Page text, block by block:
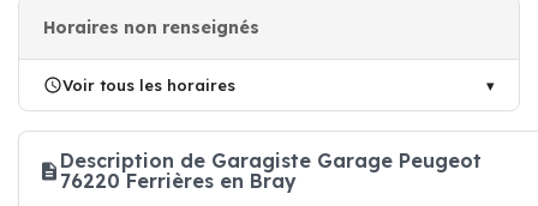
Horaires non renseignés
Voir tous les horaires
Description de Garagiste Garage Peugeot
76220 Ferrières en Bray